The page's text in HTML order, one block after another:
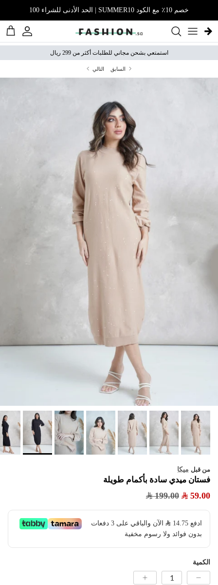
خصم 10٪ مع الكود SUMMER10 | الحد الأدنى للشراء 100
الحساب
استمتعي بشحن مجاني للطلبات أكثر من 299 ريال
السابق التالي
من قبل ميكا
فستان ميدي سادة بأكمام طويلة
59.00
199.00
ادفع 14.75
​ الآن والباقي على 3 دفعات
بدون فوائد ولا رسوم مخفية
الكمية